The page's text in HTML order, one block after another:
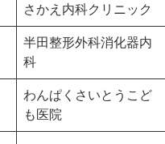
さかえ内科クリニック
半田整形外科消化器内
科
わんぱくさいとうこど
も医院